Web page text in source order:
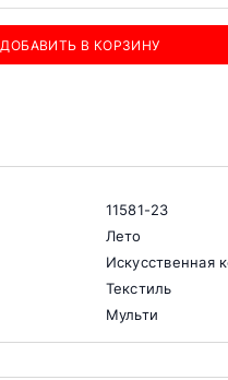
ДОБАВИТЬ В КОРЗИНУ
11581-23
Лето
Искусственная
Текстиль
Мульти